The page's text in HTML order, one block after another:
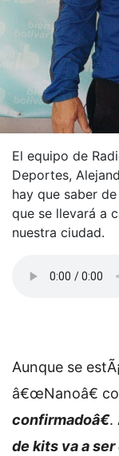
El equipo de
Deportes,
hay que saber
que se llevará a
nuestra ciudad.
Aunque se
â€œNanoâ€
confirmadoâ€.
de kits va a ser